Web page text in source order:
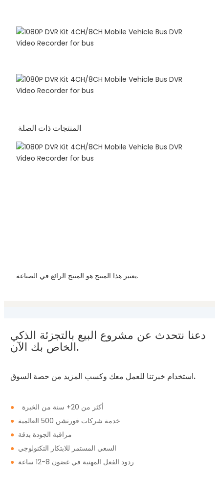
المنتجات ذات الصلة
يعتبر هذا المنتج هو المنتج الرائع في الصناعة.
دعنا نتحدث عن مشروع البيع بالتجزئة الذكي
الخاص بك الآن.
استخدام خبرتنا للعمل معك وكسب المزيد من حصة السوق.
●
أكثر من 20+ سنة من الخبرة
●
خدمة شركات فورتشن 500 العالمية
● مراقبة الجودة بدقة
● السعي المستمر للابتكار التكنولوجي
●
ردود الفعل المهنية في غضون 8-12 ساعة